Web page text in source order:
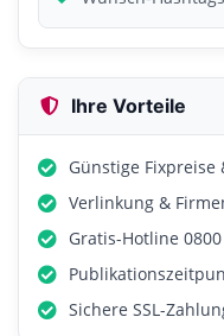
Ihre Vorteile
Günstige
Verlinkung &
Gratis-Hotline 0800
Sichere SSL-